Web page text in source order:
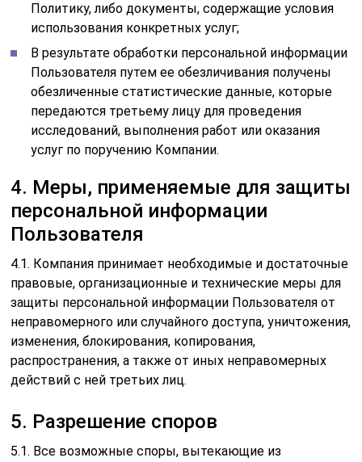
Политику, либо документы, содержащие условия
использования конкретных услуг;
В результате обработки персональной информации
Пользователя путем ее обезличивания получены
обезличенные статистические данные, которые
передаются третьему лицу для проведения
исследований, выполнения работ или оказания
услуг по поручению Компании.
4. Меры, применяемые для защиты
персональной информации
Пользователя
4.1. Компания принимает необходимые и достаточные
правовые, организационные и технические меры для
защиты персональной информации Пользователя от
неправомерного или случайного доступа, уничтожения,
изменения, блокирования, копирования,
распространения, а также от иных неправомерных
действий с ней третьих лиц.
5. Разрешение споров
5.1. Все возможные споры, вытекающие из